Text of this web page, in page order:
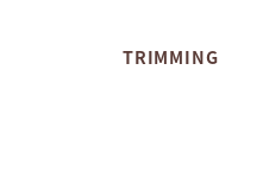
TRIMMING